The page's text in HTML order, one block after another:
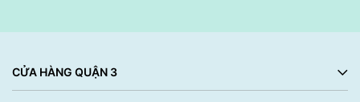
CỬA HÀNG QUẬN 3